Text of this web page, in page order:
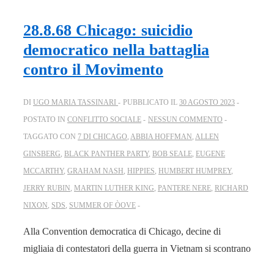
28.8.68 Chicago: suicidio
democratico nella battaglia
contro il Movimento
DI UGO MARIA TASSINARI PUBBLICATO IL 30 AGOSTO 2023
POSTATO IN CONFLITTO SOCIALE
NESSUN COMMENTO
TAGGATO CON 7 DI CHICAGO ABBIA HOFFMAN ALLEN
GINSBERG BLACK PANTHER PARTY, BOB SEALE EUGENE
MCCARTHY, GRAHAM NASH HIPPIES HUMBERT HUMPREY,
JERRY RUBIN MARTIN LUTHER KING PANTERE NERE RICHARD
NIXON SDS SUMMER OF ÒOVE
Alla Convention democratica di Chicago, decine di
migliaia di contestatori della guerra in Vietnam si scontrano